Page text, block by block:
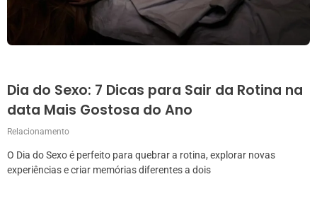
Dia do Sexo: 7 Dicas para Sair da Rotina na
data Mais Gostosa do Ano
Relacionamento
O Dia do Sexo é perfeito para quebrar a rotina, explorar novas
experiências e criar memórias diferentes a dois